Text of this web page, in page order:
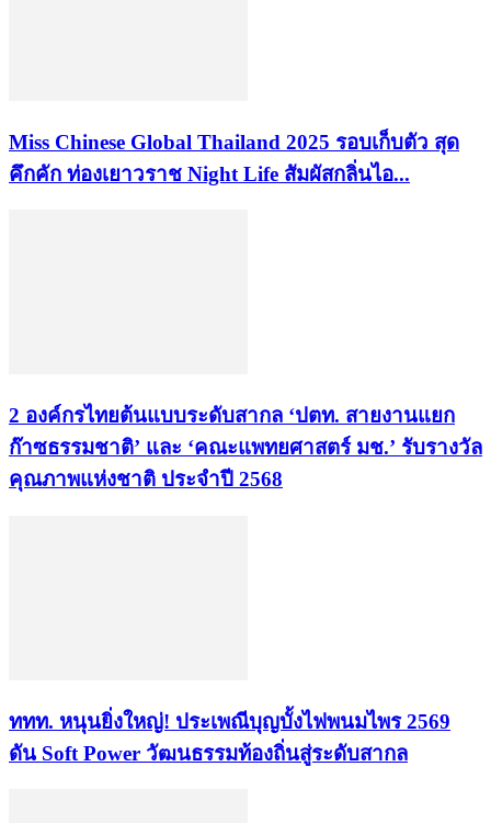
Miss Chinese Global Thailand 2025 รอบเก็บตัว สุด
คึกคัก ท่องเยาวราช Night Life สัมผัสกลิ่นไอ...
2 องค์กรไทยต้นแบบระดับสากล ‘ปตท. สายงานแยก
ก๊าซธรรมชาติ’ และ ‘คณะแพทยศาสตร์ มช.’ รับรางวัล
คุณภาพแห่งชาติ ประจำปี 2568
ททท. หนุนยิ่งใหญ่! ประเพณีบุญบั้งไฟพนมไพร 2569
ดัน Soft Power วัฒนธรรมท้องถิ่นสู่ระดับสากล